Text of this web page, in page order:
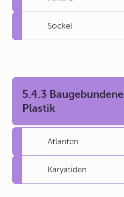
Sockel
5.4.3 Baugebundene
Plastik
Atlanten
Karyatiden